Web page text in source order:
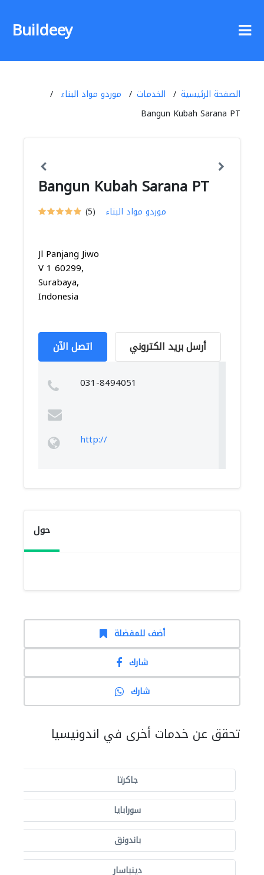
Buildeey
الصفحة الرئيسية الخدمات
موردو مواد البناء
Bangun Kubah Sarana PT
Bangun Kubah Sarana PT
(5) موردو مواد البناء
Jl Panjang Jiwo
V 1 60299,
Surabaya,
Indonesia
اتصل الآن أرسل بريد الكتروني
031-8494051
http://
حول
أضف للمفضلة
شارك
شارك
تحقق عن خدمات أخرى في اندونيسيا
جاكرتا
سورابايا
باندونق
دينباسار